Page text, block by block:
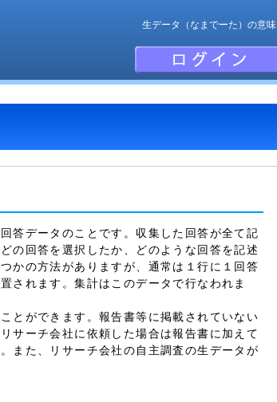
生データ（なまでーた）の意味
答データのことです。収集した回答が全て記
の回答を選択したか、どのような回答を記述
かの方法がありますが、通常は１行に１回答
されます。集計はこのデータで行なわれま
とができます。報告書等に掲載されていない
サーチ会社に依頼した場合は報告書に加えて
また、リサーチ会社の自主調査の生データが